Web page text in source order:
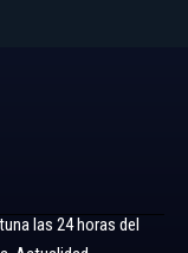
las 24 horas del